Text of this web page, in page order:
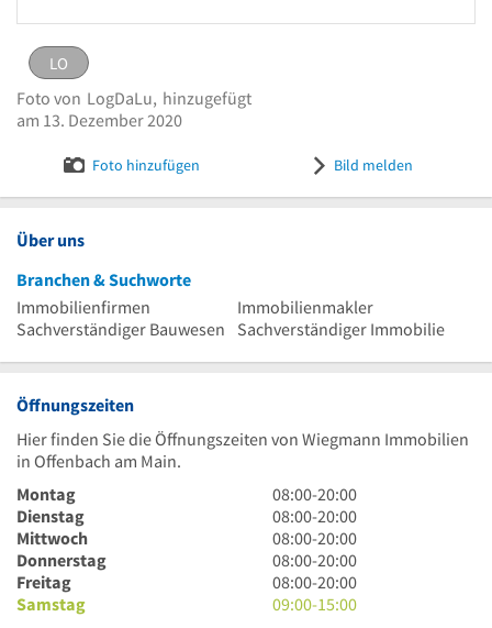
Logo Wiegmann Immobilien
LO
eingestellt von
Bild melden
LO
Foto von LogDaLu, hinzugefügt
am 13. Dezember 2020
Foto hinzufügen Bild melden
Über uns
Branchen & Suchworte
Immobilienfirmen
Immobilienmakler
Sachverständiger Bauwesen
Sachverständiger Immobilie
Öffnungszeiten
Hier finden Sie die Öffnungszeiten von Wiegmann Immobilien
in Offenbach am Main.
Montag
8
Uhr
bis
20
Uhr
08:00-20:00
Dienstag
8
Uhr
bis
20
Uhr
08:00-20:00
Mittwoch
8
Uhr
bis
20
08:00-20:00
Donnerstag
8
Uhr
bis
08:00-20:00
Freitag
8
Uhr
08:00-20:00
Samstag
9
09:00-15:00